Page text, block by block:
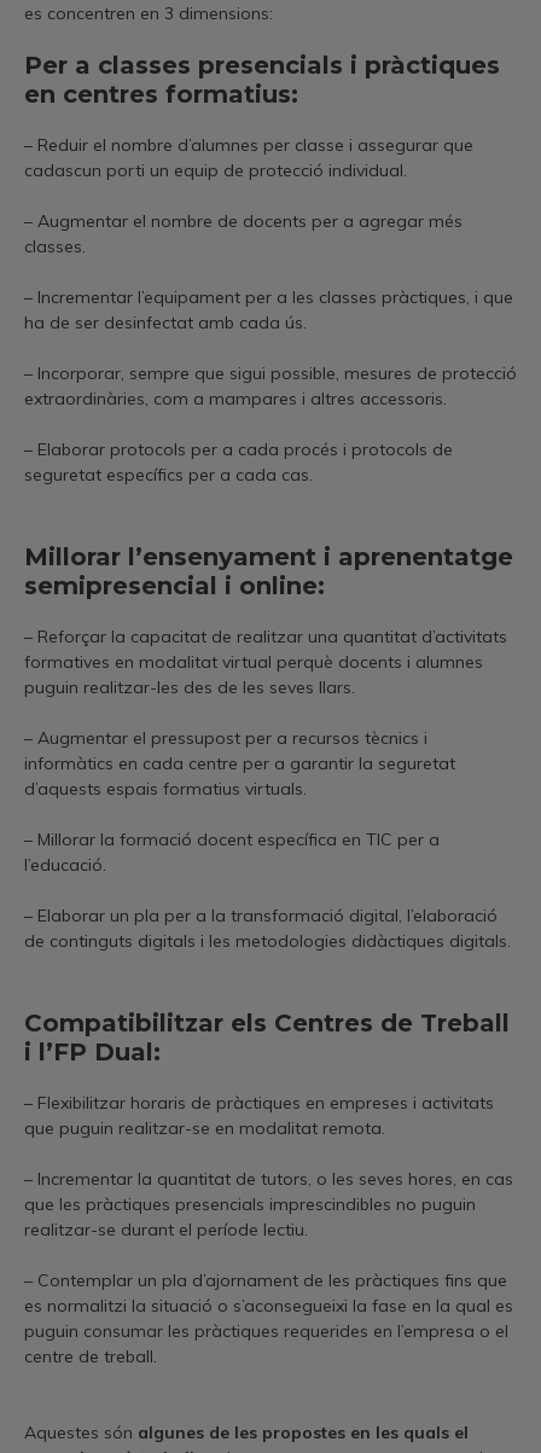
es concentren en 3 dimensions:
Per a classes presencials i pràctiques
en centres formatius:
– Reduir el nombre d’alumnes per classe i assegurar que
cadascun porti un equip de protecció individual.
– Augmentar el nombre de docents per a agregar més
classes.
– Incrementar l’equipament per a les classes pràctiques, i que
ha de ser desinfectat amb cada ús.
– Incorporar, sempre que sigui possible, mesures de protecció
extraordinàries, com a mampares i altres accessoris.
– Elaborar protocols per a cada procés i protocols de
seguretat específics per a cada cas.
Millorar l’ensenyament i aprenentatge
semipresencial i online:
– Reforçar la capacitat de realitzar una quantitat d’activitats
formatives en modalitat virtual perquè docents i alumnes
puguin realitzar-les des de les seves llars.
– Augmentar el pressupost per a recursos tècnics i
informàtics en cada centre per a garantir la seguretat
d’aquests espais formatius virtuals.
– Millorar la formació docent específica en TIC per a
l’educació.
– Elaborar un pla per a la transformació digital, l’elaboració
de continguts digitals i les metodologies didàctiques digitals.
Compatibilitzar els Centres de Treball
i l’FP Dual:
– Flexibilitzar horaris de pràctiques en empreses i activitats
que puguin realitzar-se en modalitat remota.
– Incrementar la quantitat de tutors, o les seves hores, en cas
que les pràctiques presencials imprescindibles no puguin
realitzar-se durant el període lectiu.
– Contemplar un pla d’ajornament de les pràctiques fins que
es normalitzi la situació o s’aconsegueixi la fase en la qual es
puguin consumar les pràctiques requerides en l’empresa o el
centre de treball.
Aquestes són algunes de les propostes en les quals el